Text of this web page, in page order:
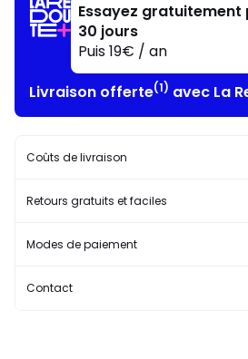
Essayez gratuitement
30 jours
Puis 19€ / an
Livraison offerte(1) avec La
Coûts de livraison
Retours gratuits et faciles
Modes de paiement
Contact